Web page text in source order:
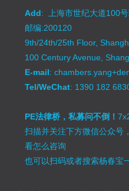
Add: 上海市世纪大道100
邮编:200120
9th/24th/25th Floor,
100 Century Avenue,
E-mail:
Tel/WeChat: 1390 182
PE法律桥，私募问不倒！
扫描并关注下方微信公众号
看怎么咨询
也可以扫码或者搜索杨春宝